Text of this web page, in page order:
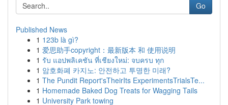
Go
Published News
1 123b là gì?
1 爱思助手copyright：最新版本 和 使用说明
1 รับ แอปพลิเคชัน ที่เชียงใหม่: จบครบ ทุก
1 암호화폐 카지노: 안전하고 투명한 미래?
1 The Pundit Report'sTheirIts ExperimentsTrialsTe...
1 Homemade Baked Dog Treats for Wagging Tails
1 University Park towing